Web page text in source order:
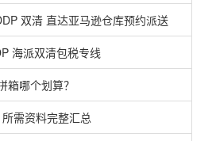
双清 直达亚马逊仓库预约派送
海派双清包税专线
箱哪个划算？
需资料完整汇总